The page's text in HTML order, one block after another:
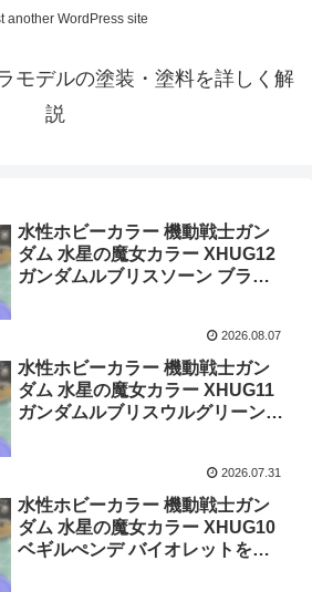
another WordPress site
モデルの塗装・塗料を詳しく解
説
水性ホビーカラー 機動戦士ガン
ダム 水星の魔女カラー XHUG12
ガンダムルブリスソーン ブラウ
2026.08.07
水性ホビーカラー 機動戦士ガン
ダム 水星の魔女カラー XHUG11
ガンダムルブリスウルグリーンを
2026.07.31
水性ホビーカラー 機動戦士ガン
ダム 水星の魔女カラー XHUG10
ベギルぺンデ バイオレットを水